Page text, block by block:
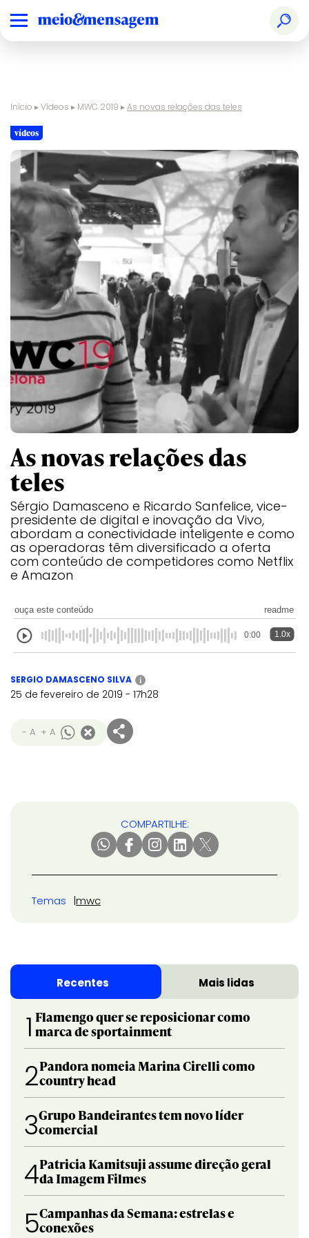
Início ▸Vídeos ▸ MWC 2019 ▸As novas relações das teles
vídeos
As novas relações das
teles
Sérgio Damasceno e Ricardo Sanfelice, vice-
presidente de digital e inovação da Vivo,
abordam a conectividade inteligente e como
as operadoras têm diversificado a oferta
com conteúdo de competidores como Netflix
e Amazon
ouça este conteúdo readme
0:00 1.0x
SERGIO DAMASCENO SILVA i
25 de fevereiro de 2019 - 17h28
- A + A
COMPARTILHE:
Temas mwc
Recentes Mais lidas
1 Flamengo quer se reposicionar como
marca de sportainment
2Pandora nomeia Marina Cirelli como
country head
3Grupo Bandeirantes tem novo líder
comercial
4Patricia Kamitsuji assume direção geral
da Imagem Filmes
5Campanhas da Semana: estrelas e
conexões